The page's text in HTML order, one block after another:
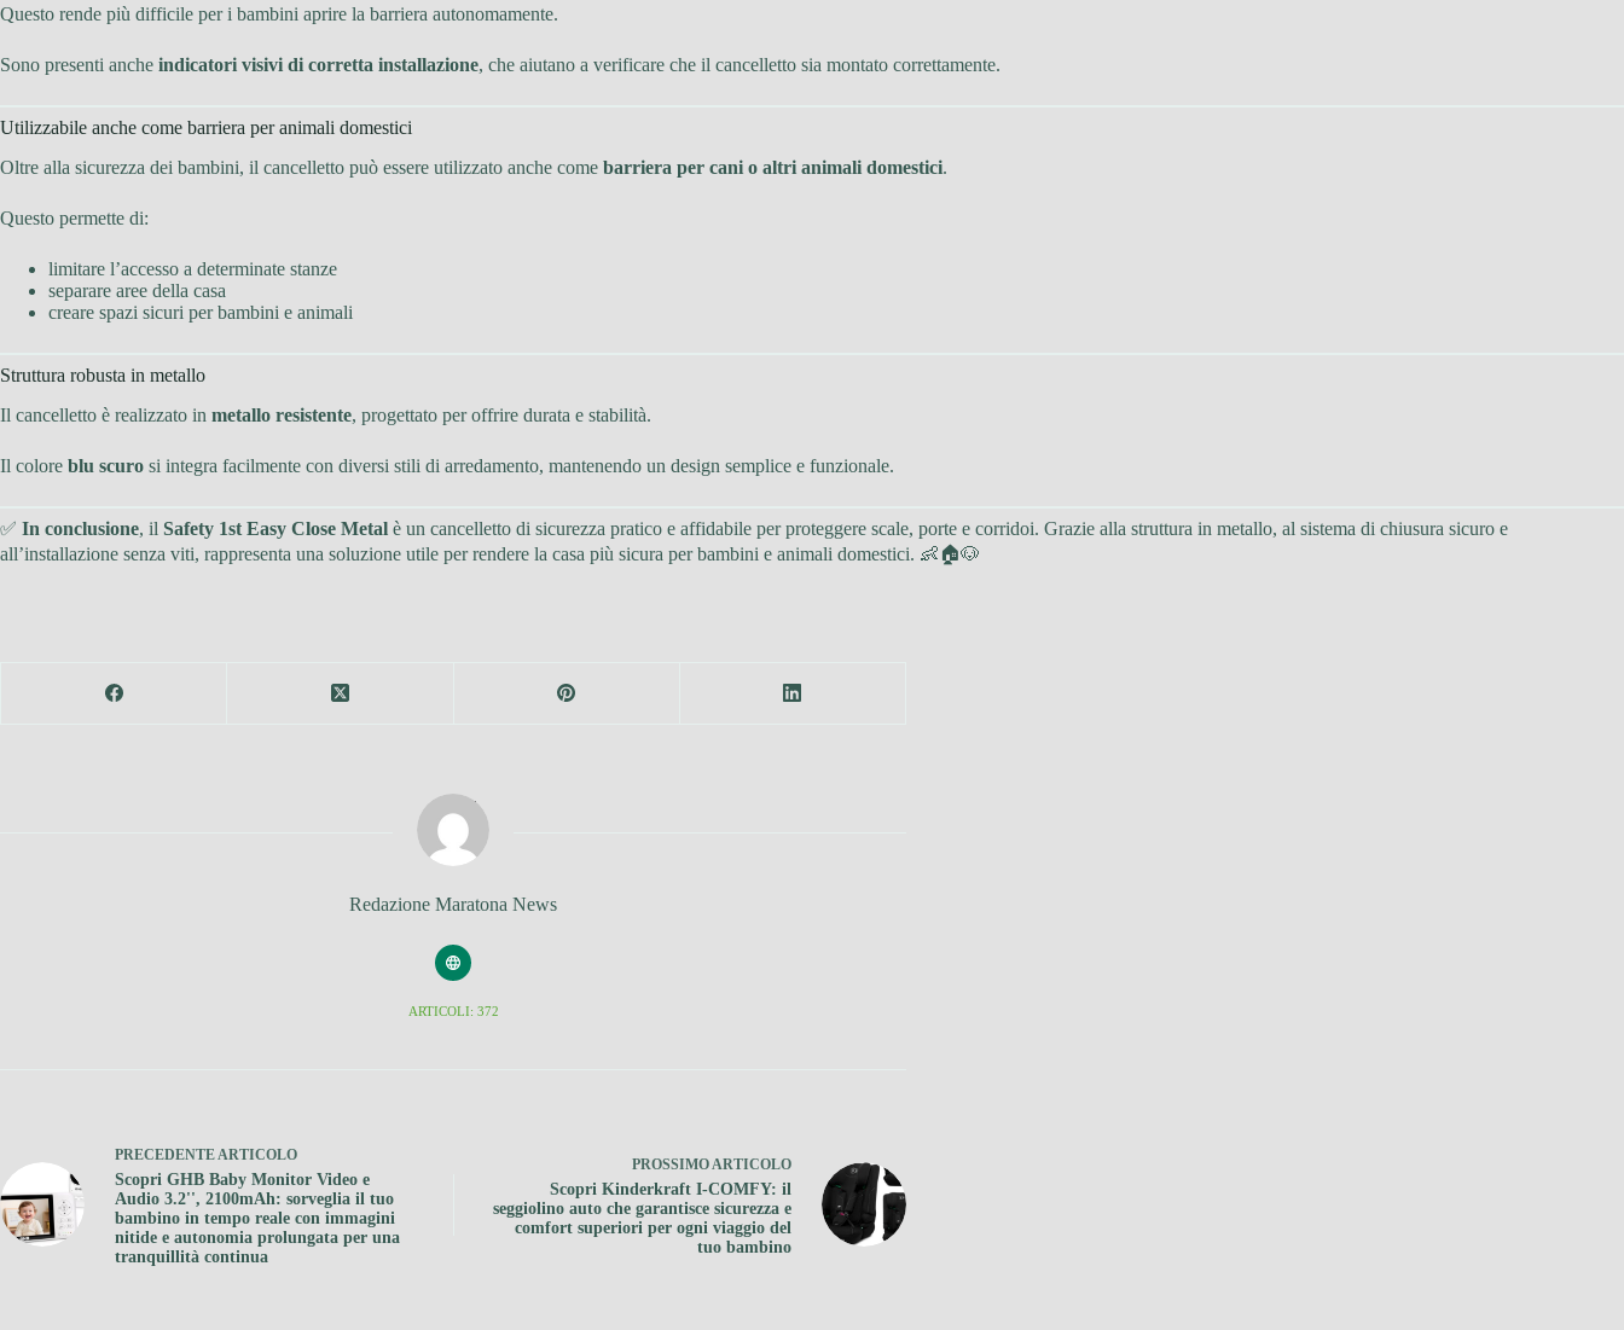
Questo rende più difficile per i bambini aprire la barriera autonomamente.
Sono presenti anche indicatori visivi di corretta installazione, che aiutano a verificare che il cancelletto sia montato correttamente.
Utilizzabile anche come barriera per animali domestici
Oltre alla sicurezza dei bambini, il cancelletto può essere utilizzato anche come barriera per cani o altri animali domestici.
Questo permette di:
limitare l’accesso a determinate stanze
separare aree della casa
creare spazi sicuri per bambini e animali
Struttura robusta in metallo
Il cancelletto è realizzato in metallo resistente, progettato per offrire durata e stabilità.
Il colore blu scuro si integra facilmente con diversi stili di arredamento, mantenendo un design semplice e funzionale.
✅ In conclusione, il Safety 1st Easy Close Metal è un cancelletto di sicurezza pratico e affidabile per proteggere scale, porte e corridoi. Grazie alla struttura in metallo, al sistema di chiusura sicuro e
all’installazione senza viti, rappresenta una soluzione utile per rendere la casa più sicura per bambini e animali domestici. 👶🏠🐶
Redazione Maratona News
ARTICOLI: 372
PRECEDENTE ARTICOLO
Scopri GHB Baby Monitor Video e
Audio 3.2'', 2100mAh: sorveglia il tuo
bambino in tempo reale con immagini
nitide e autonomia prolungata per una
tranquillità continua
PROSSIMO ARTICOLO
Scopri Kinderkraft I-COMFY: il
seggiolino auto che garantisce sicurezza e
comfort superiori per ogni viaggio del
tuo bambino